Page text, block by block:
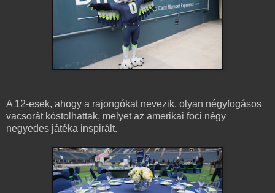
A 12-esek, ahogy a rajongókat nevezik, olyan négyfogásos
vacsorát kóstolhattak, melyet az amerikai foci négy
negyedes játéka inspirált.